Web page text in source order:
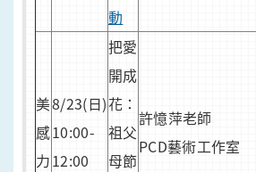
動
美
感
力
8/23(日)
10:00-
12:00
把愛
開成
花：
祖父
母節
許憶萍老師
PCD藝術工作室